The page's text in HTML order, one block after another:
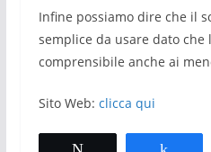
Infine possiamo dire che il
semplice da usare dato che
comprensibile anche ai
Sito Web: clicca qui